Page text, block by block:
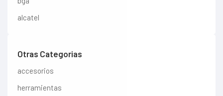
alcatel
Otras Categorias
accesorios
herramientas